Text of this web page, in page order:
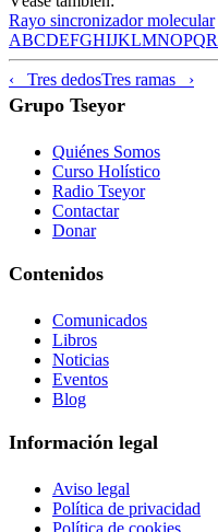
Rayo sincronizador molecular
ABCDEFGHIJKLMNOPQR
‹ Tres dedosTres ramas ›
Grupo Tseyor
Quiénes Somos
Curso Holístico
Radio Tseyor
Contactar
Donar
Contenidos
Comunicados
Libros
Noticias
Eventos
Blog
Información legal
Aviso legal
Política de privacidad
Política de cookies